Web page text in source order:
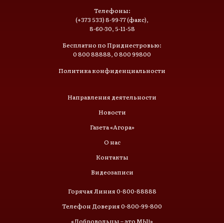
Телефоны:
(+373 533) 8-99-77 (факс),
8-60-30, 5-11-58
Бесплатно по Приднестровью:
0 800 88888, 0 800 99800
Политика конфиденциальности
Направления деятельности
Новости
Газета «Агора»
О нас
Контакты
Видеозаписи
Горячая Линия 0-800-88888
Телефон Доверия 0-800-99-800
«Добровольцы – это МЫ!»